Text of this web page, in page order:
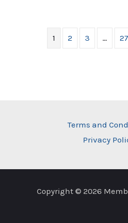
1 2 3 … 27
Terms and
Privacy
Copyright © 2026